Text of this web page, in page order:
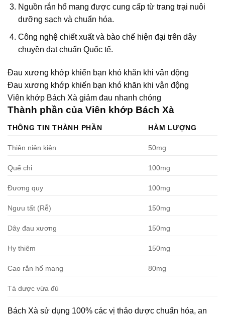
Nguồn rắn hổ mang được cung cấp từ trang trại nuôi
dưỡng sạch và chuẩn hóa.
Công nghệ chiết xuất và bào chế hiện đại trên dây
chuyền đạt chuẩn Quốc tế.
Đau xương khớp khiến bạn khó khăn khi vận động
Đau xương khớp khiến bạn khó khăn khi vận động
Viên khớp Bách Xà giảm đau nhanh chóng
Thành phần của Viên khớp Bách Xà
THÔNG TIN THÀNH PHẦN HÀM LƯỢNG
Thiên niên kiện 50mg
Quế chi 100mg
Đương quy 100mg
Ngưu tất (Rễ) 150mg
Dây đau xương 150mg
Hy thiêm 150mg
Cao rắn hổ mang 80mg
Tá dược vừa đủ
Bách Xà sử dụng 100% các vị thảo dược chuẩn hóa, an